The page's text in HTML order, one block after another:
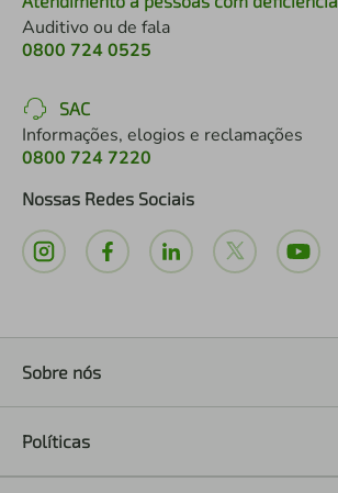
Auditivo ou de fala
0800 724 0525
SAC
Informações, elogios e reclamações
0800 724 7220
Nossas Redes Sociais
Sobre nós
Políticas